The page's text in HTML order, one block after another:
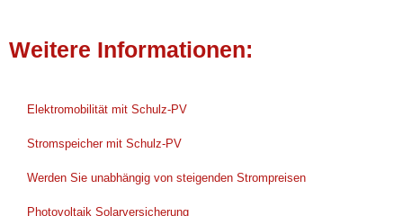
Weitere Informationen:
Elektromobilität mit Schulz-PV
Stromspeicher mit Schulz-PV
Werden Sie unabhängig von steigenden Strompreisen
Photovoltaik Solarversicherung